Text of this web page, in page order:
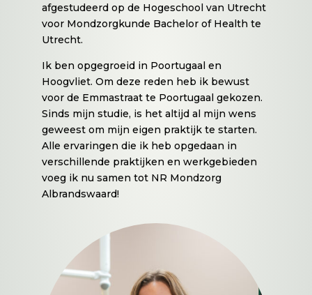
afgestudeerd op de Hogeschool van Utrecht
voor Mondzorgkunde Bachelor of Health te
Utrecht.
Ik ben opgegroeid in Poortugaal en
Hoogvliet. Om deze reden heb ik bewust
voor de Emmastraat te Poortugaal gekozen.
Sinds mijn studie, is het altijd al mijn wens
geweest om mijn eigen praktijk te starten.
Alle ervaringen die ik heb opgedaan in
verschillende praktijken en werkgebieden
voeg ik nu samen tot NR Mondzorg
Albrandswaard!